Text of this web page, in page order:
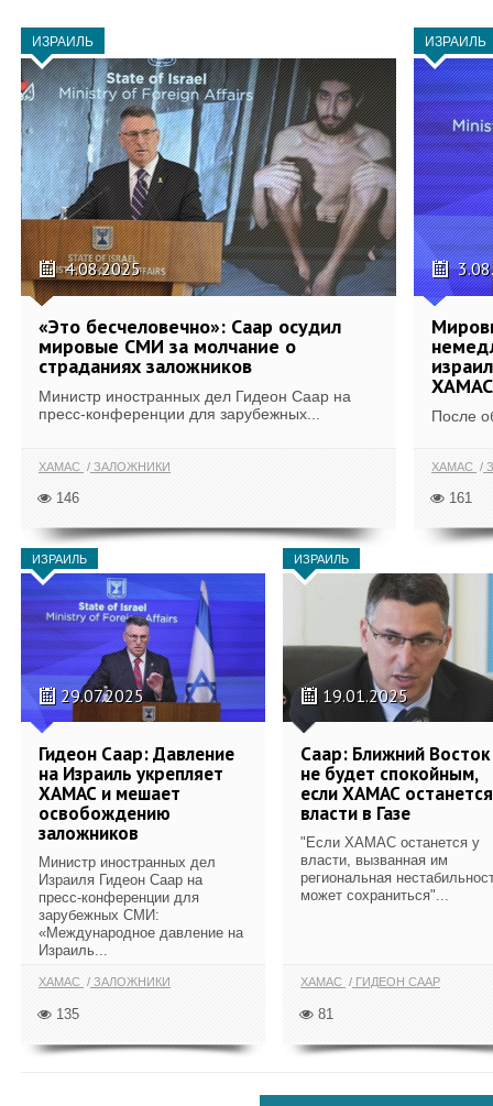
ИЗРАИЛЬ
4.08.2025
«Это бесчеловечно»: Саар осудил
мировые СМИ за молчание о
страданиях заложников
Министр иностранных дел Гидеон Саар на
пресс-конференции для зарубежных...
ХАМАС ЗАЛОЖНИКИ
146
ИЗРАИЛЬ
ХАМАС
После
ХАМАС
161
ИЗРАИЛЬ
29.07.2025
Гидеон Саар: Давление
на Израиль укрепляет
ХАМАС и мешает
освобождению
заложников
Министр иностранных дел
Израиля Гидеон Саар на
пресс-конференции для
зарубежных СМИ:
«Международное давление на
Израиль...
ХАМАС ЗАЛОЖНИКИ
135
ИЗРАИЛЬ
19.01.2025
Саар: Ближний Восток
не будет спокойным,
если ХАМАС
власти в Газе
"Если ХАМАС останется у
власти, вызванная им
региональная
может сохраниться"...
ХАМАС ГИДЕОН СААР
81